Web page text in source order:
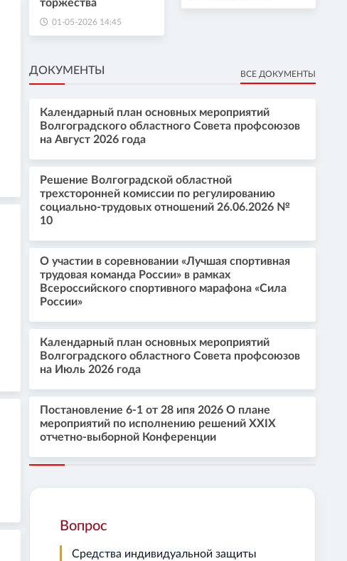
торжества
01-05-2026 14:45
ДОКУМЕНТЫ ВСЕ ДОКУМЕНТЫ
Календарный план основных мероприятий
Волгоградского областного Совета профсоюзов
на Август 2026 года
Решение Волгоградской областной
трехсторонней комиссии по регулированию
социально-трудовых отношений 26.06.2026 №
10
О участии в соревновании «Лучшая спортивная
трудовая команда России» в рамках
Всероссийского спортивного марафона «Сила
России»
Календарный план основных мероприятий
Волгоградского областного Совета профсоюзов
на Июль 2026 года
Постановление 6-1 от 28 ипя 2026 О плане
мероприятий по исполнению решений XXIX
отчетно-выборной Конференции
Вопрос
Средства индивидуальной защиты